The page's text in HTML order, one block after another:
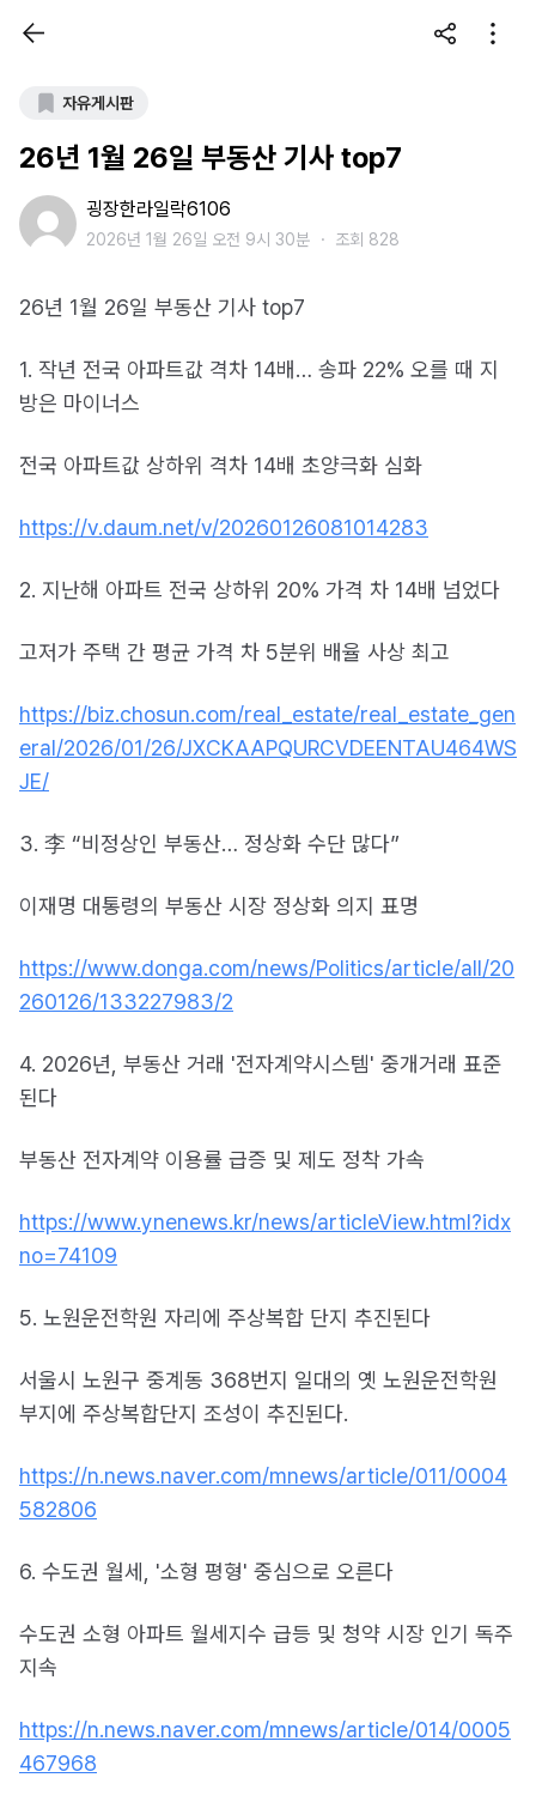
자유게시판
26년 1월 26일 부동산 기사 top7
굉장한라일락6106
2026년 1월 26일 오전 9시 30분 ・ 조회 828
26년 1월 26일 부동산 기사 top7
1. 작년 전국 아파트값 격차 14배… 송파 22% 오를 때 지
방은 마이너스
전국 아파트값 상하위 격차 14배 초양극화 심화
https://v.daum.net/v/20260126081014283
2. 지난해 아파트 전국 상하위 20% 가격 차 14배 넘었다
고저가 주택 간 평균 가격 차 5분위 배율 사상 최고
https://biz.chosun.com/real_estate/real_estate_gen
eral/2026/01/26/JXCKAAPQURCVDEENTAU464WS
JE/
3. 李 “비정상인 부동산… 정상화 수단 많다”
이재명 대통령의 부동산 시장 정상화 의지 표명
https://www.donga.com/news/Politics/article/all/20
260126/133227983/2
4. 2026년, 부동산 거래 '전자계약시스템' 중개거래 표준
된다
부동산 전자계약 이용률 급증 및 제도 정착 가속
https://www.ynenews.kr/news/articleView.html?idx
no=74109
5. 노원운전학원 자리에 주상복합 단지 추진된다
서울시 노원구 중계동 368번지 일대의 옛 노원운전학원
부지에 주상복합단지 조성이 추진된다.
https://n.news.naver.com/mnews/article/011/0004
582806
6. 수도권 월세, '소형 평형' 중심으로 오른다
수도권 소형 아파트 월세지수 급등 및 청약 시장 인기 독주
지속
https://n.news.naver.com/mnews/article/014/0005
467968